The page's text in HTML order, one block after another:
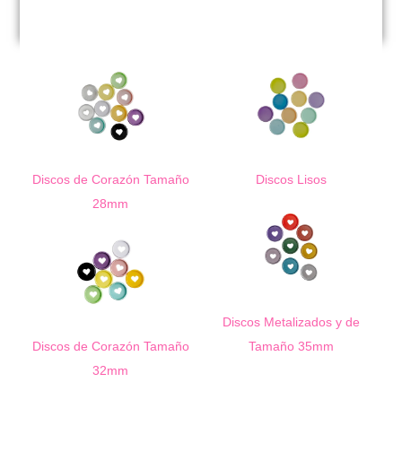
Discos de Corazón Tamaño
28mm
Discos de Corazón Tamaño
32mm
Discos Lisos
Discos Metalizados y de
Tamaño 35mm